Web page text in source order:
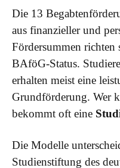
Die 13
aus finanzieller und
Fördersummen richten
BAföG-Status.
erhalten meist eine
Grundförderung. Wer
bekommt oft eine
Die Modelle
Studienstiftung des